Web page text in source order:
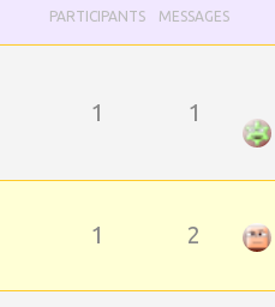
PARTICIPANTS MESSAGES
1 1
1 2